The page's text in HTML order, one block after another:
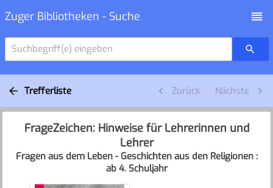
Zuger Bibliotheken - Suche
Suchbegriff(e) eingeben
Trefferliste Zurück Nächste
FrageZeichen: Hinweise für Lehrerinnen und
Lehrer
Fragen aus dem Leben - Geschichten aus den Religionen :
ab 4. Schuljahr